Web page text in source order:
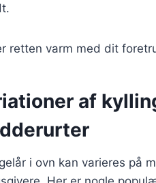
retten varm med dit
af
i ovn kan varieres på